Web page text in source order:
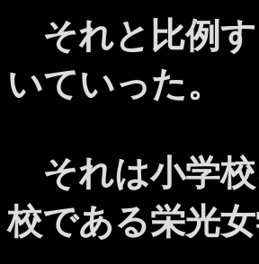
それと比例す
いていった。
それは小学校
校である栄光